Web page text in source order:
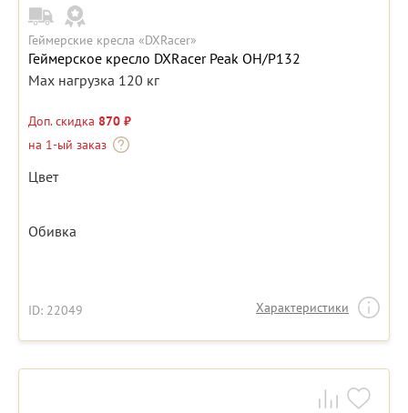
Геймерские кресла «DXRacer»
Геймерское кресло DXRacer Peak OH/P132
Max нагрузка 120 кг
Доп. скидка 870 ₽
на 1-ый заказ
Цвет
Обивка
ID: 22049 Характеристики